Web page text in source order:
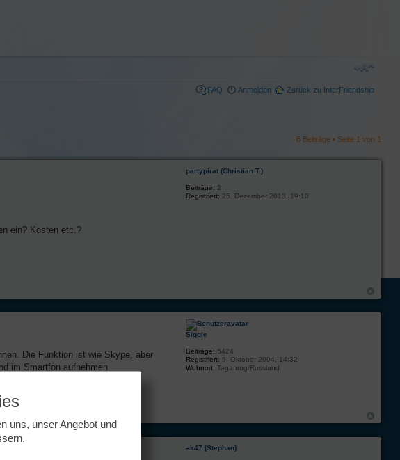
FAQ Anmelden Zurück zu InterFriendship
6 Beiträge • Seite 1 von 1
ein? Kosten etc.?
partypirat (Christian T.)
Beiträge: 2
Registriert: 26. Dezember 2013, 19:10
Die Funktion ist wie Skype, aber
im Smartfon aufnehmen.
Siggie
Beiträge: 6424
Registriert: 5. Oktober 2004, 14:32
Wohnort: Taganrog/Russland
ak47 (Stephan)
uns, unser Angebot und